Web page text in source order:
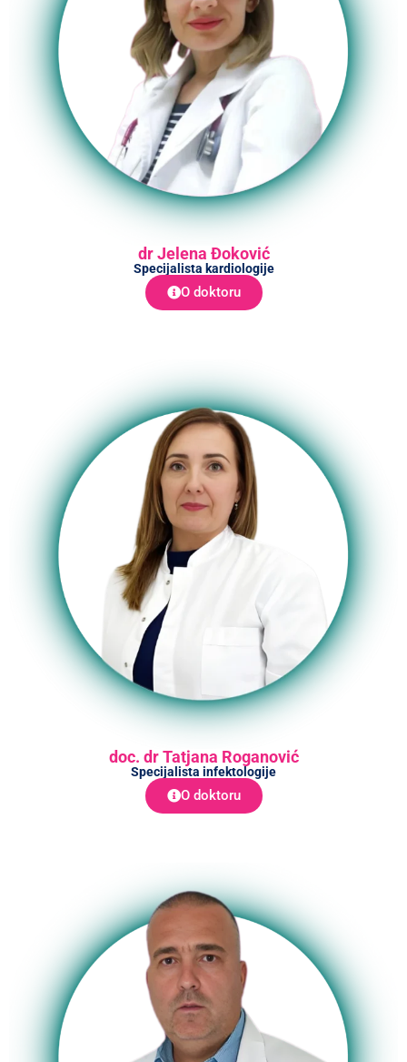
dr Jelena Đoković
Specijalista kardiologije
O doktoru
doc. dr Tatjana Roganović
Specijalista infektologije
O doktoru